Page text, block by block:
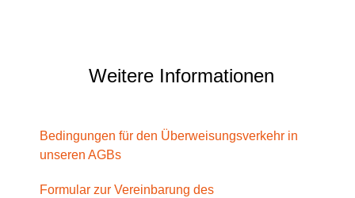
Weitere Informationen
Bedingungen für den Überweisungsverkehr in
unseren AGBs
Formular zur Vereinbarung des